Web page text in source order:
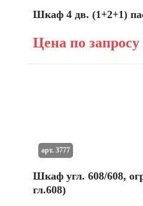
Шкаф 4 дв. (1+2+1)
Цена по запросу
Шкаф угл. 608/608,
гл.608)
арт. 3777